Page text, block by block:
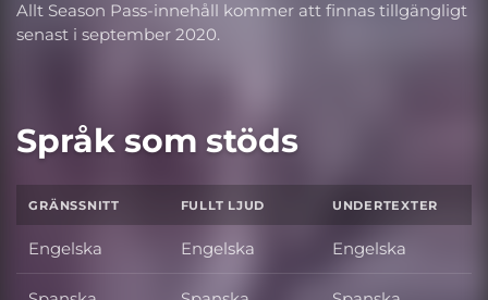
Allt Season Pass-innehåll kommer att finnas tillgängligt
senast i september 2020.
Språk som stöds
GRÄNSSNITT FULLT LJUD UNDERTEXTER
Engelska Engelska Engelska